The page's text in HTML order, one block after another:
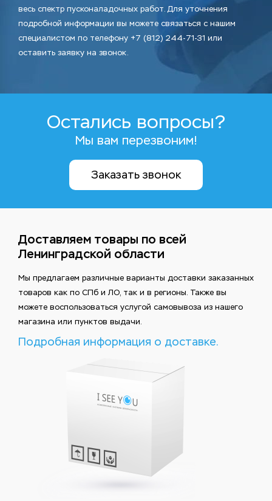
весь спектр пусконаладочных работ. Для уточнения
подробной информации вы можете связаться с нашим
специалистом по телефону +7 (812) 244-71-31 или
оставить заявку на звонок.
Остались вопросы?
Мы вам перезвоним!
Заказать звонок
Доставляем товары по всей
Ленинградской области
Мы предлагаем различные варианты доставки заказанных
товаров как по СПб и ЛО, так и в регионы. Также вы
можете воспользоваться услугой самовывоза из нашего
магазина или пунктов выдачи.
Подробная информация о доставке.